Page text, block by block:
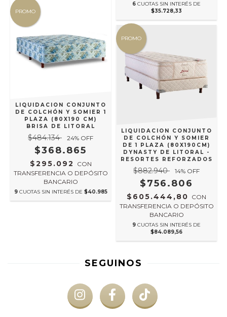
6 CUOTAS SIN INTERÉS DE
$35.728,33
PROMO
LIQUIDACION CONJUNTO
DE COLCHÓN Y SOMIER 1
PLAZA (80X190 CM)
BRISA DE LITORAL
$484.134 24% OFF
$368.865
$295.092
CON
TRANSFERENCIA O DEPÓSITO
BANCARIO
9 CUOTAS SIN INTERÉS DE $40.985
PROMO
LIQUIDACION CONJUNTO
DE COLCHÓN Y SOMIER
DE 1 PLAZA (80X190CM)
DYNASTY DE LITORAL -
RESORTES REFORZADOS
$882.940 14% OFF
$756.806
$605.444,80 CON
TRANSFERENCIA O DEPÓSITO
BANCARIO
9 CUOTAS SIN INTERÉS DE
$84.089,56
SEGUINOS